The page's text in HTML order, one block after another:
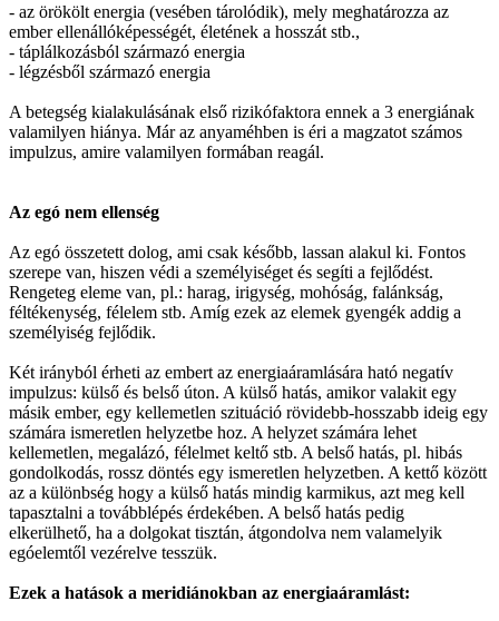
- az örökölt energia (vesében tárolódik), mely meghatározza az
ember ellenállóképességét, életének a hosszát stb.,
- táplálkozásból származó energia
- légzésből származó energia
A betegség kialakulásának első rizikófaktora ennek a 3 energiának
valamilyen hiánya. Már az anyaméhben is éri a magzatot számos
impulzus, amire valamilyen formában reagál.
Az egó nem ellenség
Az egó összetett dolog, ami csak később, lassan alakul ki. Fontos
szerepe van, hiszen védi a személyiséget és segíti a fejlődést.
Rengeteg eleme van, pl.: harag, irigység, mohóság, falánkság,
féltékenység, félelem stb. Amíg ezek az elemek gyengék addig a
személyiség fejlődik.
Két irányból érheti az embert az energiaáramlására ható negatív
impulzus: külső és belső úton. A külső hatás, amikor valakit egy
másik ember, egy kellemetlen szituáció rövidebb-hosszabb ideig egy
számára ismeretlen helyzetbe hoz. A helyzet számára lehet
kellemetlen, megalázó, félelmet keltő stb. A belső hatás, pl. hibás
gondolkodás, rossz döntés egy ismeretlen helyzetben. A kettő között
az a különbség hogy a külső hatás mindig karmikus, azt meg kell
tapasztalni a továbblépés érdekében. A belső hatás pedig
elkerülhető, ha a dolgokat tisztán, átgondolva nem valamelyik
egóelemtől vezérelve tesszük.
Ezek a hatások a meridiánokban az energiaáramlást: